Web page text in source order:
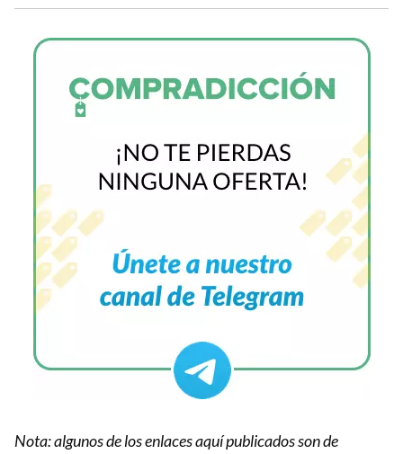
Nota: algunos de los enlaces aquí publicados son de